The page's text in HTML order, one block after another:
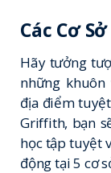
Các Cơ
Hãy tưởng
những
địa điểm
Griffith, bạn
học tập tuyệt
động tại 5 cơ